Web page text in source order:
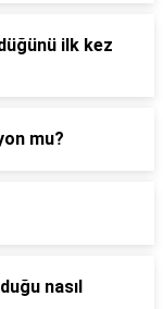
ilk kez
mu?
nasıl